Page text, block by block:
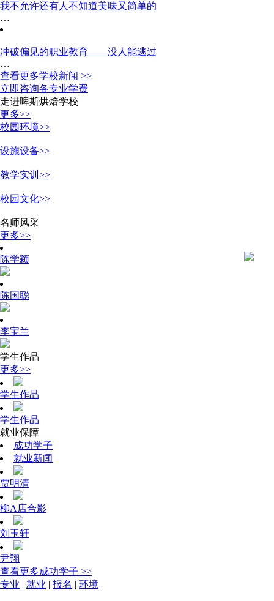
我不允许还有人不知道美味又简单的
…
冲破偏见的职业教育——没人能逃过
…
查看更多学校新闻 >>
立即咨询各专业学费
走进啤斯烘焙学校
更多>>
校园环境>>
设施设备>>
教学实训>>
校园文化>>
名师风采
更多>>
陈学颖
陈国聪
李宝兰
学生作品
更多>>
学生作品
学生作品
就业保障
成功学子
就业新闻
贾明清
柳A店合影
刘玉轩
尹翔
查看更多成功学子 >>
专业 | 就业 | 报名 | 环境